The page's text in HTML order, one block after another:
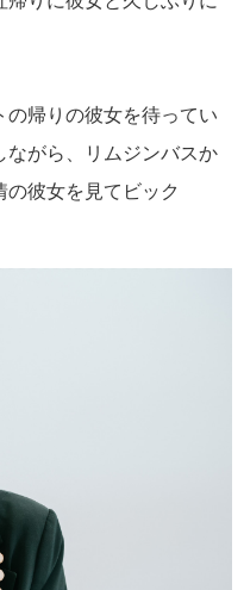
の帰りの彼女を待ってい
ながら、リムジンバスか
彼女を見てビック